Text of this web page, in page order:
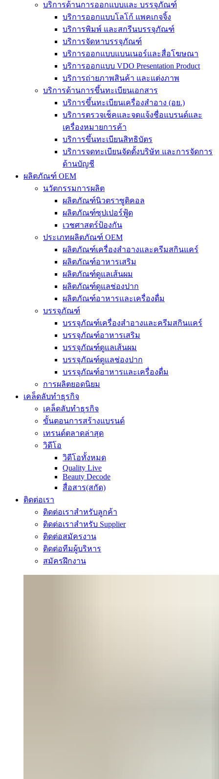
บริการด้านการออกแบบและ บรรจุภัณฑ์
บริการออกแบบโลโก้ แพคเกจจิ้ง
บริการพิมพ์ และสกรีนบรรจุภัณฑ์
บริการจัดหาบรรจุภัณฑ์
บริการออกแบบแบนเนอร์และสื่อโฆษณา
บริการออกแบบ VDO Presentation Product
บริการถ่ายภาพสินค้า และแต่งภาพ
บริการด้านการขึ้นทะเบียนเอกสาร
บริการขึ้นทะเบียนเครื่องสำอาง (อย.)
บริการตรวจเช็คและจดแจ้งชื่อแบรนด์และ
เครื่องหมายการค้า
บริการขึ้นทะเบียนสิทธิบัตร
บริการจดทะเบียนจัดตั้งบริษัท และการจัดการ
ด้านบัญชี
ผลิตภัณฑ์ OEM
นวัตกรรมการผลิต
ผลิตภัณฑ์นิวตราซูติคอล
ผลิตภัณฑ์ซุปเปอร์ฟู้ด
เวชศาสตร์ป้องกัน
ประเภทผลิตภัณฑ์ OEM
ผลิตภัณฑ์เครื่องสำอางและครีมสกินแคร์
ผลิตภัณฑ์อาหารเสริม
ผลิตภัณฑ์ดูแลเส้นผม
ผลิตภัณฑ์ดูแลช่องปาก
ผลิตภัณฑ์อาหารและเครื่องดื่ม
บรรจุภัณฑ์
บรรจุภัณฑ์เครื่องสำอางและครีมสกินแคร์
บรรจุภัณฑ์อาหารเสริม
บรรจุภัณฑ์ดูแลเส้นผม
บรรจุภัณฑ์ดูแลช่องปาก
บรรจุภัณฑ์อาหารและเครื่องดื่ม
การผลิตยอดนิยม
เคล็ดลับทำธุรกิจ
เคล็ดลับทำธุรกิจ
ขั้นตอนการสร้างแบรนด์
เทรนด์ตลาดล่าสุด
วิดีโอ
วิดีโอทั้งหมด
Quality Live
Beauty Decode
สื่อสาร(สกัด)
ติดต่อเรา
ติดต่อเราสำหรับลูกค้า
ติดต่อเราสำหรับ Supplier
ติดต่อสมัครงาน
ติดต่อทีมผู้บริหาร
สมัครฝึกงาน